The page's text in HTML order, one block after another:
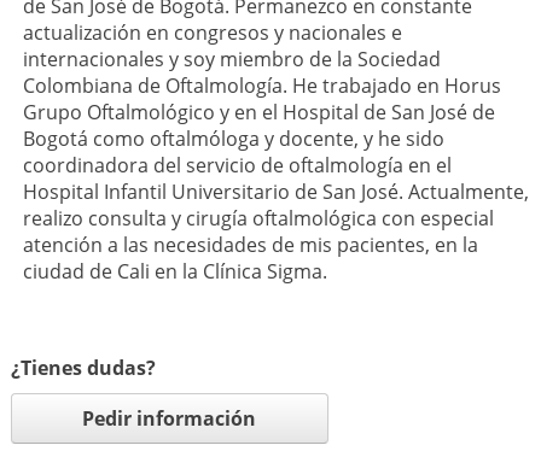
de San José de Bogotá. Permanezco en constante
actualización en congresos y nacionales e
internacionales y soy miembro de la Sociedad
Colombiana de Oftalmología. He trabajado en Horus
Grupo Oftalmológico y en el Hospital de San José de
Bogotá como oftalmóloga y docente, y he sido
coordinadora del servicio de oftalmología en el
Hospital Infantil Universitario de San José. Actualmente,
realizo consulta y cirugía oftalmológica con especial
atención a las necesidades de mis pacientes, en la
ciudad de Cali en la Clínica Sigma.
¿Tienes dudas?
Pedir información